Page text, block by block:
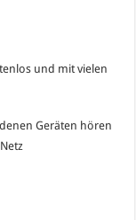
und mit vielen
Geräten hören